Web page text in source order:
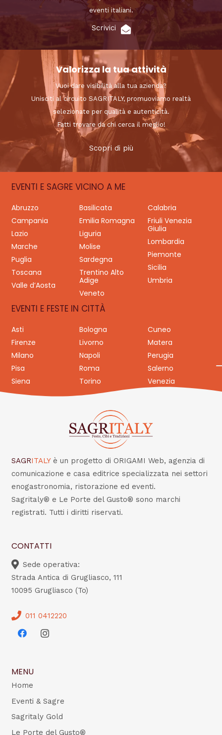
eventi italiani.
Scrivici
Valorizza la tua attività
Vuoi dare visibilità alla tua azienda?
Unisciti al circuito SAGRITALY, promuoviamo realtà
selezionate per qualità e autenticità.
Fatti trovare da chi cerca il meglio!
Scopri di più
EVENTI E SAGRE VICINO A ME
Abruzzo Basilicata
Calabria
Campania
Emilia Romagna
Friuli Venezia
Giulia
Lazio
Liguria
Lombardia
Marche
Molise
Piemonte
Puglia
Sardegna
Sicilia
Toscana
Trentino Alto
Adige
Umbria
Valle d’Aosta
Veneto
EVENTI E FESTE IN CITTÀ
Asti Bologna
Cuneo
Firenze
Livorno
Matera
Milano
Napoli
Perugia
Pisa
Roma
Salerno
Siena
Torino Venezia
SAGRITALY è un progetto di ORIGAMI Web, agenzia di
comunicazione e casa editrice specializzata nei settori
enogastronomia, ristorazione ed eventi.
Sagritaly® e Le Porte del Gusto® sono marchi
registrati. Tutti i diritti riservati.
CONTATTI
Sede operativa:
Strada Antica di Grugliasco, 111
10095 Grugliasco (To)
011 0412220
MENU
Home
Eventi & Sagre
Sagritaly Gold
Le Porte del Gusto®